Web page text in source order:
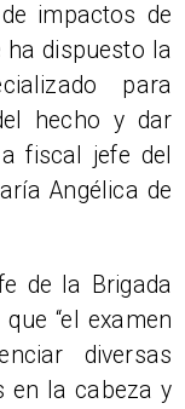
impactos de
ha dispuesto la
para
hecho y dar
fiscal jefe del
Angélica de
de la Brigada
“el examen
diversas
en la cabeza y